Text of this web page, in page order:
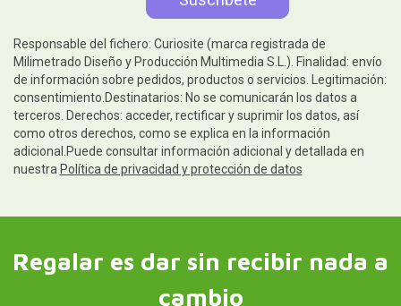
Responsable del fichero: Curiosite (marca registrada de
Milimetrado Diseño y Producción Multimedia S.L.). Finalidad: envío
de información sobre pedidos, productos o servicios. Legitimación:
consentimiento.Destinatarios: No se comunicarán los datos a
terceros. Derechos: acceder, rectificar y suprimir los datos, así
como otros derechos, como se explica en la información
adicional.Puede consultar información adicional y detallada en
nuestra Política de privacidad y protección de datos
Regalar es dar sin recibir nada a
cambio